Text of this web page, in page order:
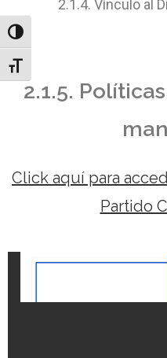
Toggle High Contrast
Toggle Font size
2.1.4. Vínculo al
2.1.5.
Click aquí para
Partido